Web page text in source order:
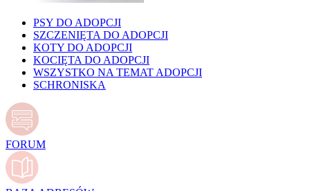
PSY DO ADOPCJI
SZCZENIĘTA DO ADOPCJI
KOTY DO ADOPCJI
KOCIĘTA DO ADOPCJI
WSZYSTKO NA TEMAT ADOPCJI
SCHRONISKA
FORUM